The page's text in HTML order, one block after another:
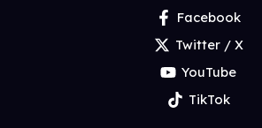
Facebook
Twitter / X
YouTube
TikTok